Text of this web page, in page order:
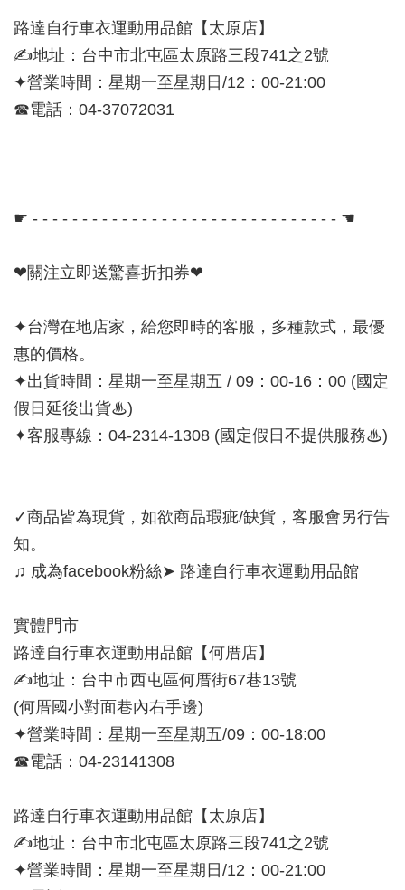
路達自行車衣運動用品館【太原店】
✍地址：台中市北屯區太原路三段741之2號
✦營業時間：星期一至星期日/12：00-21:00
☎電話：04-37072031
☛ - - - - - - - - - - - - - - - - - - - - - - - - - - - - - - - ☚
❤關注立即送驚喜折扣券❤
✦台灣在地店家，給您即時的客服，多種款式，最優
惠的價格。
✦出貨時間：星期一至星期五 / 09：00-16：00 (國定
假日延後出貨♨)
✦客服專線：04-2314-1308 (國定假日不提供服務♨)
✓商品皆為現貨，如欲商品瑕疵/缺貨，客服會另行告
知。
♫ 成為facebook粉絲➤ 路達自行車衣運動用品館
實體門市
路達自行車衣運動用品館【何厝店】
✍地址：台中市西屯區何厝街67巷13號
(何厝國小對面巷內右手邊)
✦營業時間：星期一至星期五/09：00-18:00
☎電話：04-23141308
路達自行車衣運動用品館【太原店】
✍地址：台中市北屯區太原路三段741之2號
✦營業時間：星期一至星期日/12：00-21:00